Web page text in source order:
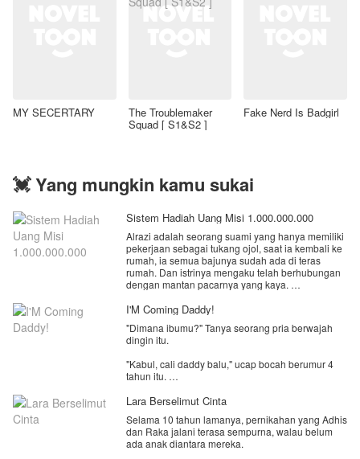
MY SECERTARY The Troublemaker
Squad [ S1&S2 ]
Fake Nerd Is Badgirl
💓 Yang mungkin kamu sukai
Sistem Hadiah Uang Misi 1.000.000.000
Alrazi adalah seorang suami yang hanya memiliki
pekerjaan sebagai tukang ojol, saat ia kembali ke
rumah, ia semua bajunya sudah ada di teras
rumah. Dan istrinya mengaku telah berhubungan
dengan mantan pacarnya yang kaya.
Ia di usir dari rumah, dan motornya di ambil,
sengaja ia menendang sebuah kotak misterius,
yang ternyata ada sistem.
Dengan adanya sistem, hidupnya berubah total
menjadi lebih baik.
I'M Coming Daddy!
"Dimana ibumu?" Tanya seorang pria berwajah
dingin itu.
"Kabul, cali daddy balu," ucap bocah berumur 4
tahun itu.
mencari ayah kandungnya. Hingga dia bertemu
dengan Gilbert Ray Greyson, pria dingin dan
datar. Yang ternyata adalah ayah kandung dari
Lara Berselimut Cinta
Selama 10 tahun lamanya, pernikahan yang Adhis
dan Raka jalani terasa sempurna, walau belum
ada anak diantara mereka.